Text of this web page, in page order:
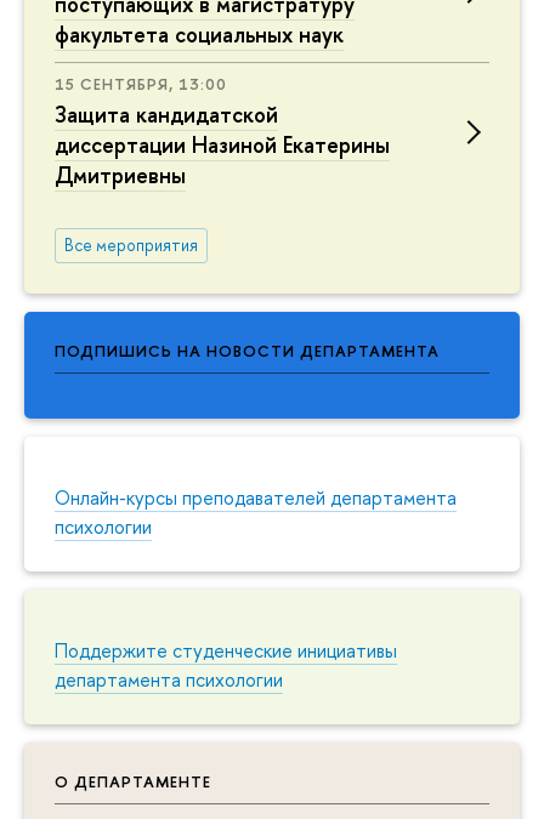
факультета социальных наук
15 СЕНТЯБРЯ, 13:00
Защита кандидатской
диссертации Назиной Екатерины
Дмитриевны
Все мероприятия
ПОДПИШИСЬ НА НОВОСТИ ДЕПАРТАМЕНТА
Онлайн-курсы преподавателей департамента
психологии
Поддержите студенческие инициативы
департамента психологии
О ДЕПАРТАМЕНТЕ